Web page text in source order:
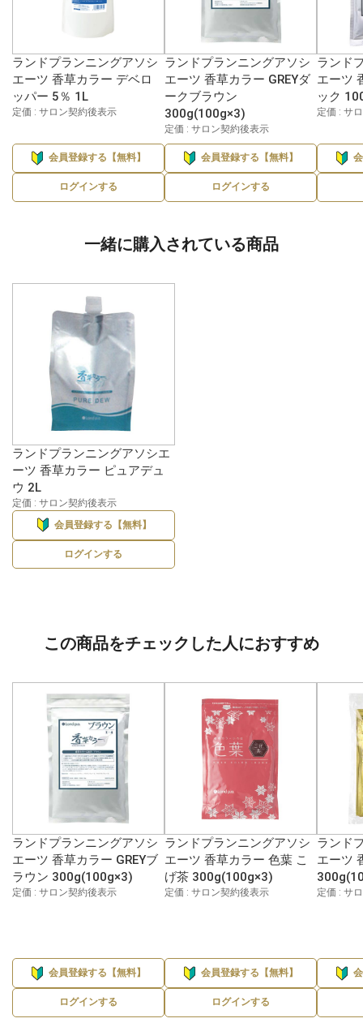
ランドプランニングアソシ
エーツ 香草カラー デベロ
ッパー 5％ 1L
定価 : サロン契約後表示
会員登録する【無料】
ログインする
ランドプランニングアソシ
エーツ 香草カラー GREYダ
ークブラウン
300g(100g×3)
定価 : サロン契約後表示
会員登録する【無料】
ログインする
ランド
エーツ
ック
定価 : サ
一緒に購入されている商品
ランドプランニングアソシエ
ーツ 香草カラー ピュアデュ
ウ 2L
定価 : サロン契約後表示
会員登録する【無料】
ログインする
この商品をチェックした人におすすめ
ランドプランニングアソシ
エーツ 香草カラー GREYブ
ラウン 300g(100g×3)
定価 : サロン契約後表示
会員登録する【無料】
ログインする
ランドプランニングアソシ
エーツ 香草カラー 色葉 こ
げ茶 300g(100g×3)
定価 : サロン契約後表示
会員登録する【無料】
ログインする
ランド
エーツ
定価 : サ